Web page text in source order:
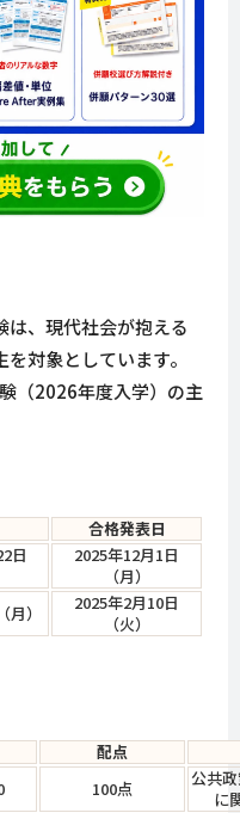
は、現代社会が抱える
対象としています。
（2026年度入学）の主
合格発表日
日
2025年12月1日
（月）
）
2025年2月10日
（火）
配点
100点
公共
に